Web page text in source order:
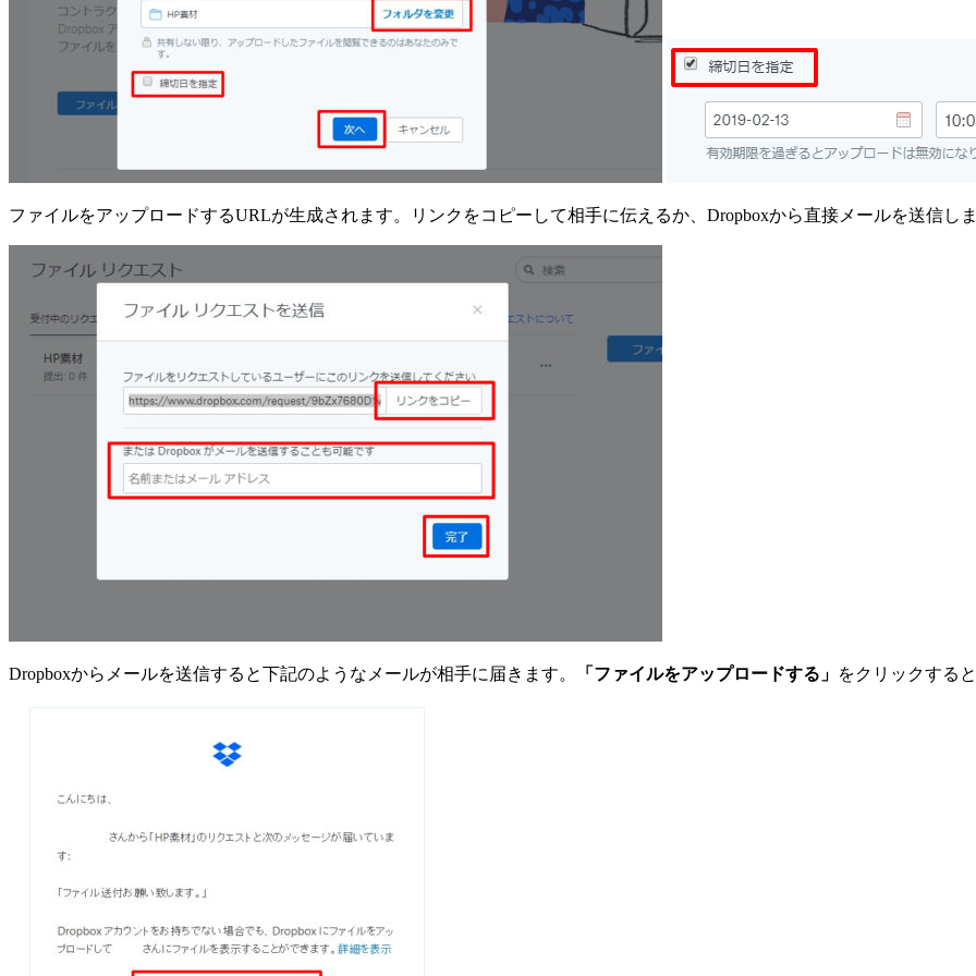
ファイルをアップロードするURLが生成されます。リンクをコピーして相手に伝えるか、Dropboxから直接メールを送信し
Dropboxからメールを送信すると下記のようなメールが相手に届きます。 「ファイルをアップロードする」 をクリックする